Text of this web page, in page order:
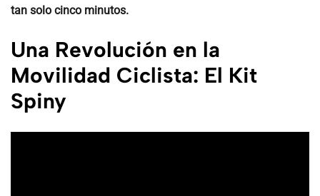
tan solo cinco minutos.
Una Revolución en la
Movilidad Ciclista: El Kit
Spiny